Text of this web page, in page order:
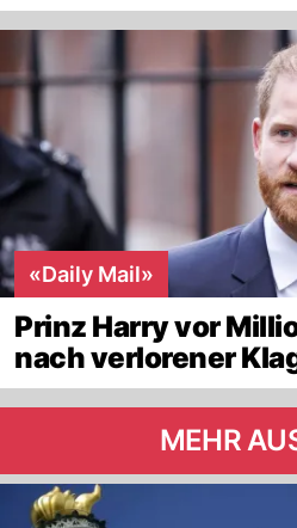
«Daily Mail»
Prinz Harry vor
nach verlorener
MEHR